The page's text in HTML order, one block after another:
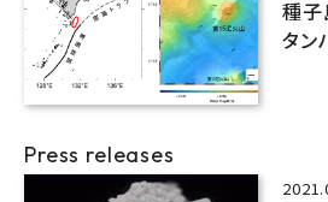
種子
タン
Press releases